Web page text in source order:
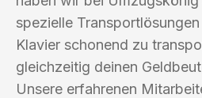
spezielle
Klavier schonend zu
gleichzeitig deinen
Unsere erfahrenen